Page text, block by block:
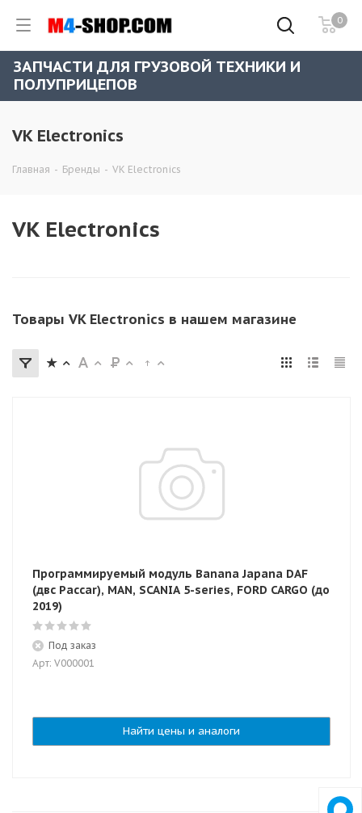
0
ЗАПЧАСТИ ДЛЯ ГРУЗОВОЙ ТЕХНИКИ И
ПОЛУПРИЦЕПОВ
VK Electronics
Главная - Бренды - VK Electronics
VK Electronics
Товары VK Electronics в нашем магазине
Программируемый модуль Banana Japana DAF
(двс Paccar), MAN, SCANIA 5-series, FORD CARGO (до
2019)
Под заказ
Арт: V000001
Найти цены и аналоги